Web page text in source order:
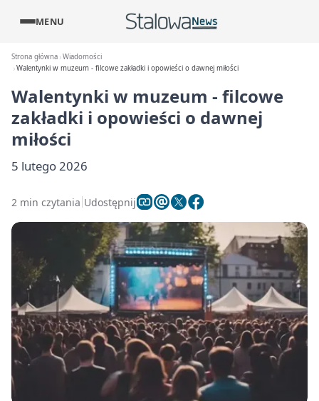
MENU
Strona główna Wiadomości
Walentynki w muzeum - filcowe zakładki i opowieści o dawnej miłości
Walentynki w muzeum - filcowe
zakładki i opowieści o dawnej
miłości
5 lutego 2026
2 min czytania Udostępnij